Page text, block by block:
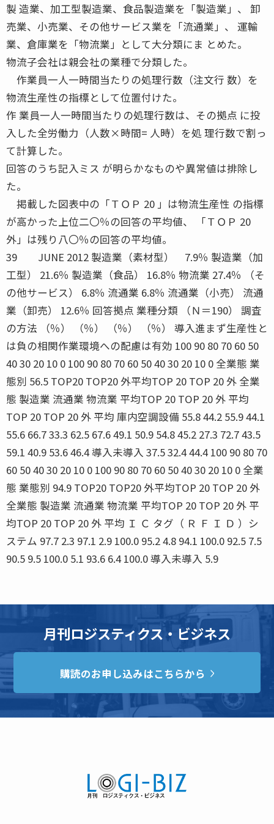
製 造業、加工型製造業、食品製造業を「製造業」、 卸
売業、小売業、その他サービス業を「流通業」、 運輸
業、倉庫業を「物流業」として大分類にま とめた。
物流子会社は親会社の業種で分類した。
作業員一人一時間当たりの処理行数（注文行 数）を
物流生産性の指標として位置付けた。
作 業員一人一時間当たりの処理行数は、その拠点 に投
入した全労働力（人数×時間= 人時）を処 理行数で割っ
て計算した。
回答のうち記入ミス が明らかなものや異常値は排除し
た。
掲載した図表中の「ＴＯＰ 20 」は物流生産性 の指標
が高かった上位二〇％の回答の平均値、 「ＴＯＰ 20
外」は残り八〇％の回答の平均値。
39 JUNE 2012 製造業（素材型） 7.9％ 製造業（加
工型） 21.6％ 製造業（食品） 16.8％ 物流業 27.4％ （そ
の他サービス） 6.8％ 流通業 6.8％ 流通業（小売） 流通
業（卸売） 12.6％ 回答拠点 業種分類 （Ｎ＝190） 調査
の方法 （％） （％） （％） （％） 導入進まず生産性と
は負の相関作業環境への配慮は有効 100 90 80 70 60 50
40 30 20 10 0 100 90 80 70 60 50 40 30 20 10 0 全業態 業
態別 56.5 TOP20 TOP20 外平均TOP 20 TOP 20 外 全業
態 製造業 流通業 物流業 平均TOP 20 TOP 20 外 平均
TOP 20 TOP 20 外 平均 庫内空調設備 55.8 44.2 55.9 44.1
55.6 66.7 33.3 62.5 67.6 49.1 50.9 54.8 45.2 27.3 72.7 43.5
59.1 40.9 53.6 46.4 導入未導入 37.5 32.4 44.4 100 90 80 70
60 50 40 30 20 10 0 100 90 80 70 60 50 40 30 20 10 0 全業
態 業態別 94.9 TOP20 TOP20 外平均TOP 20 TOP 20 外
全業態 製造業 流通業 物流業 平均TOP 20 TOP 20 外 平
均TOP 20 TOP 20 外 平均 Ｉ Ｃ タグ（ Ｒ Ｆ Ｉ Ｄ ）シ
ステム 97.7 2.3 97.1 2.9 100.0 95.2 4.8 94.1 100.0 92.5 7.5
90.5 9.5 100.0 5.1 93.6 6.4 100.0 導入未導入 5.9
月刊ロジスティクス・ビジネス
購読のお申し込みはこちらから